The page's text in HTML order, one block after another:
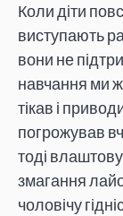
Коли діти
виступають
вони не
навчання ми
тікав і
погрожував
тоді
змагання
чоловічу